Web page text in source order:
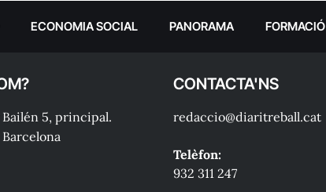
ECONOMIA SOCIAL PANORAMA FORMACIÓ
5, principal.
CONTACTA'NS
redaccio@diaritreball.cat
Telèfon:
932 311 247